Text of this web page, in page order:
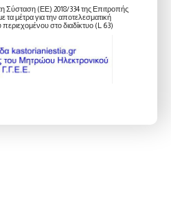
(ΕΕ) 2018/334 της Επιτροπής
τα μέτρα για την αποτελεσματική
στο διαδίκτυο (L 63)